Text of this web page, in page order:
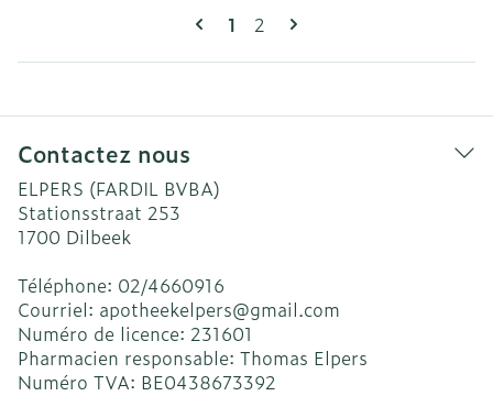
Pages
Vous lisez actuellement la
1 Page
2
Contactez nous
ELPERS (FARDIL BVBA)
Stationsstraat 253
1700 Dilbeek
Téléphone: 02/4660916
Courriel: apotheekelpers@gmail.com
Numéro de licence: 231601
Pharmacien responsable: Thomas Elpers
Numéro TVA: BE0438673392